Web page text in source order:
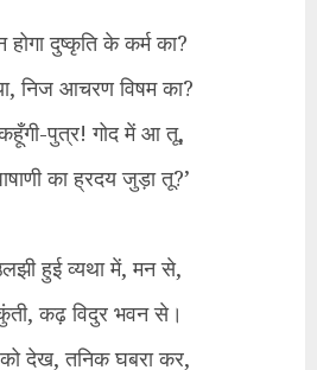
होगा दुष्कृति के कर्म का?
निज आचरण विषम का?
पुत्र! गोद में आ तू,
का ह्रदय जुड़ा तू?’
हुई व्यथा में, मन से,
कढ़ विदुर भवन से।
देख, तनिक घबरा कर,